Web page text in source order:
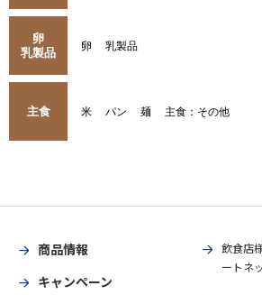
卵
乳製品
卵 乳製品
主食 米 パン 麺 主食：その他
商品情報
キャンペーン
飲食店
ートネ